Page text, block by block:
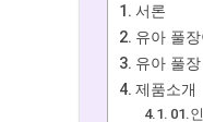
서론
유아 풀
유아 풀
제품소개
01.